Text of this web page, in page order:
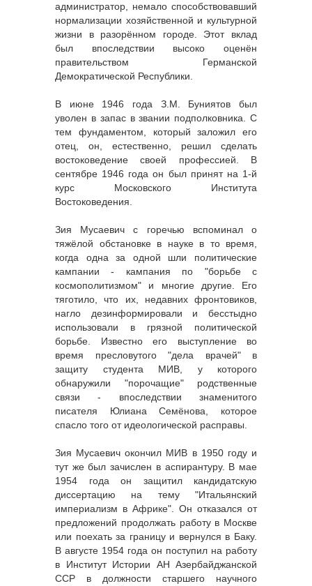
администратор, немало способствовавший
нормализации хозяйственной и культурной
жизни в разорённом городе. Этот вклад
был впоследствии высоко оценён
правительством Германской
Демократической Республики.
В июне 1946 года З.М. Буниятов был
уволен в запас в звании подполковника. С
тем фундаментом, который заложил его
отец, он, естественно, решил сделать
востоковедение своей профессией. В
сентябре 1946 года он был принят на 1-й
курс Московского Института
Востоковедения.
Зия Мусаевич с горечью вспоминал о
тяжёлой обстановке в науке в то время,
когда одна за одной шли политические
кампании - кампания по "борьбе с
космополитизмом" и многие другие. Его
тяготило, что их, недавних фронтовиков,
нагло дезинформировали и бесстыдно
использовали в грязной политической
борьбе. Известно его выступление во
время пресловутого "дела врачей" в
защиту студента МИВ, у которого
обнаружили "порочащие" родственные
связи - впоследствии знаменитого
писателя Юлиана Семёнова, которое
спасло того от идеологической расправы.
Зия Мусаевич окончил МИВ в 1950 году и
тут же был зачислен в аспирантуру. В мае
1954 года он защитил кандидатскую
диссертацию на тему "Итальянский
империализм в Африке". Он отказался от
предложений продолжать работу в Москве
или поехать за границу и вернулся в Баку.
В августе 1954 года он поступил на работу
в Институт Истории АН Азербайджанской
ССР в должности старшего научного